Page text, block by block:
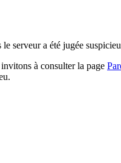
serveur a été jugée
à consulter la page